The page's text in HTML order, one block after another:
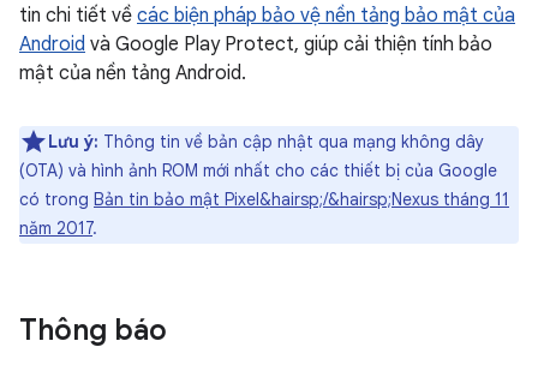
tin chi tiết về các biện pháp bảo vệ nền tảng bảo mật của
Android và Google Play Protect, giúp cải thiện tính bảo
mật của nền tảng Android.
Lưu ý: Thông tin về bản cập nhật qua mạng không dây
(OTA) và hình ảnh ROM mới nhất cho các thiết bị của Google
có trong Bản tin bảo mật Pixel&hairsp;/&hairsp;Nexus tháng 11
năm 2017.
Thông báo